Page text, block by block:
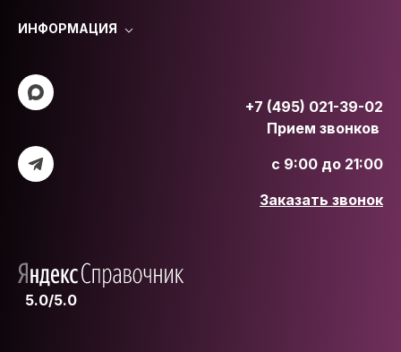
ИНФОРМАЦИЯ
+7 (495) 021-39-02
Прием звонков
с 9:00 до 21:00
Заказать звонок
5.0/5.0